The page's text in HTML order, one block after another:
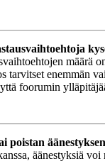
määrä
tarvitset enemmän
foorumin
poistan
äänestyksiä voi